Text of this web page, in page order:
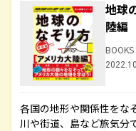
地球
陸編
各国の地形や関係性をな
川や街道、島など旅気分